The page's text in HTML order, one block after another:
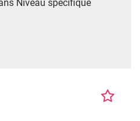
Niveau spécifique